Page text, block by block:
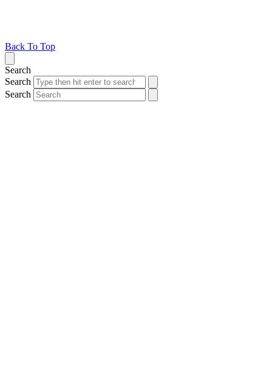
Back To Top
Search
Search
Search